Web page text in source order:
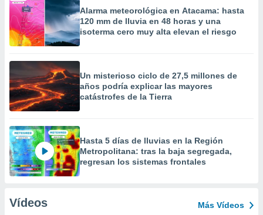
Alarma meteorológica en Atacama: hasta
120 mm de lluvia en 48 horas y una
isoterma cero muy alta elevan el riesgo
Un misterioso ciclo de 27,5 millones de
años podría explicar las mayores
catástrofes de la Tierra
Hasta 5 días de lluvias en la Región
Metropolitana: tras la baja segregada,
regresan los sistemas frontales
Vídeos Más Vídeos